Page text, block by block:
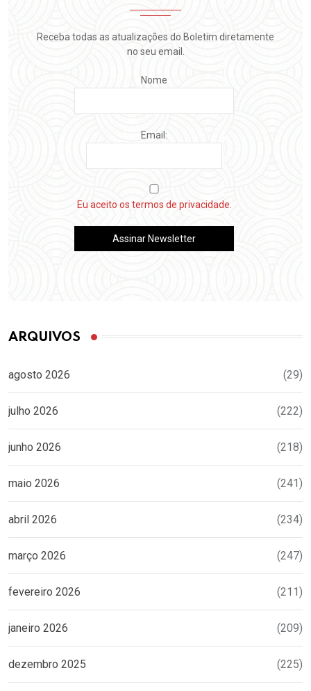
Receba todas as atualizações do Boletim diretamente
no seu email.
Nome
Email:
Eu aceito os termos de privacidade.
ARQUIVOS
agosto 2026 (29)
julho 2026 (222)
junho 2026 (218)
maio 2026 (241)
abril 2026 (234)
março 2026 (247)
fevereiro 2026 (211)
janeiro 2026 (209)
dezembro 2025 (225)